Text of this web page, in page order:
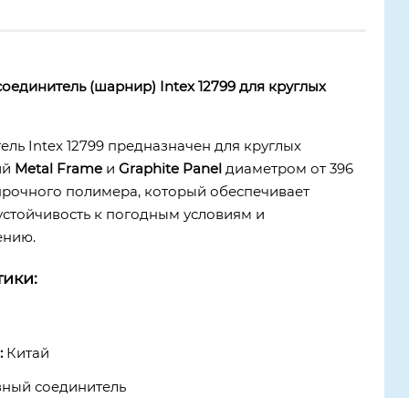
(шарнир) Intex 12799 для круглых
Intex 12799 предназначен для круглых
Metal Frameи Graphite Panel диаметром от 396
полимера, который обеспечивает
к погодным условиям и
Китай
соединитель